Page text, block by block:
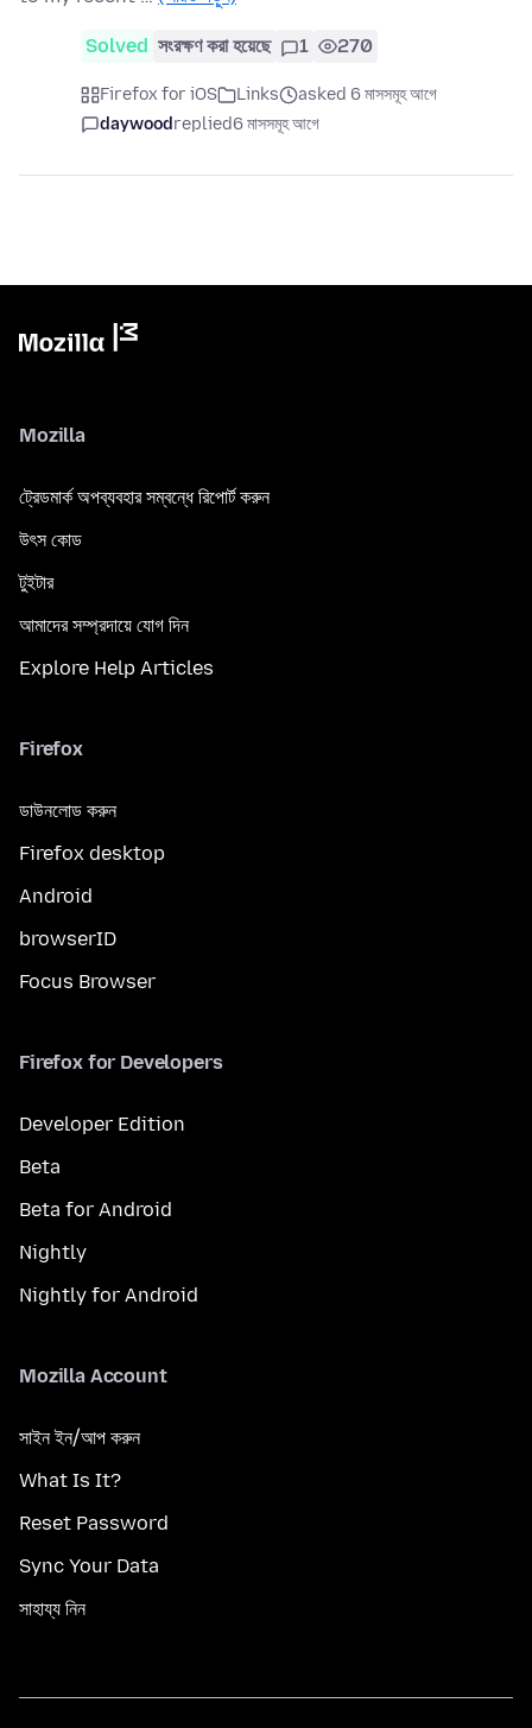
Solved সংরক্ষণ করা হয়েছে 1 270
Firefox for iOS Links
asked 6 মাসসমূহ আগে
daywoodreplied6 মাসসমূহ আগে
Mozilla
ট্রেডমার্ক অপব্যবহার সম্বন্ধে রিপোর্ট করুন
উৎস কোড
টুইটার
আমাদের সম্প্রদায়ে যোগ দিন
Explore Help Articles
Firefox
ডাউনলোড করুন
Firefox desktop
Android
browserID
Focus Browser
Firefox for Developers
Developer Edition
Beta
Beta for Android
Nightly
Nightly for Android
Mozilla Account
সাইন ইন/আপ করুন
What Is It?
Reset Password
Sync Your Data
সাহায্য নিন